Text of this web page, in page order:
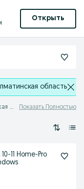
Открыть
область
Прочая компьютерная техника Алматинская область Показать Полностью
11 Home-Pro